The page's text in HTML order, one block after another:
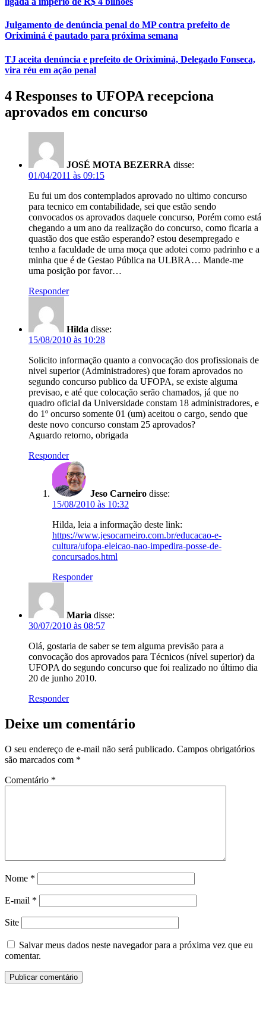
Julgamento de denúncia penal do MP contra prefeito de
Oriximiná é pautado para próxima semana
TJ aceita denúncia e prefeito de Oriximiná, Delegado Fonseca,
vira réu em ação penal
4 Responses to UFOPA recepciona
aprovados em concurso
JOSÉ MOTA BEZERRA disse:
01/04/2011 às 09:15
Eu fui um dos contemplados aprovado no ultimo concurso
para tecnico em contabilidade, sei que estão sendo
convocados os aprovados daquele concurso, Porém como está
chegando a um ano da realização do concurso, como ficaria a
quastão dos que estão esperando? estou desempregado e
tenho a faculdade de uma moça que adotei como padrinho e a
minha que é de Gestao Pública na ULBRA… Mande-me
uma posição por favor…
Responder
Hilda disse:
15/08/2010 às 10:28
Solicito informação quanto a convocação dos profissionais de
nivel superior (Administradores) que foram aprovados no
segundo concurso publico da UFOPA, se existe alguma
previsao, e até que colocação serão chamados, já que no
quadro oficial da Universidade constam 18 administradores, e
do 1º oncurso somente 01 (um) aceitou o cargo, sendo que
deste novo concurso constam 25 aprovados?
Aguardo retorno, obrigada
Responder
Jeso Carneiro disse:
15/08/2010 às 10:32
Hilda, leia a informação deste link:
https://www.jesocarneiro.com.br/educacao-e-
cultura/ufopa-eleicao-nao-impedira-posse-de-
concursados.html
Responder
Maria disse:
30/07/2010 às 08:57
Olá, gostaria de saber se tem alguma previsão para a
convocação dos aprovados para Técnicos (nível superior) da
UFOPA do segundo concurso que foi realizado no último dia
20 de junho 2010.
Responder
Deixe um comentário
O seu endereço de e-mail não será publicado. Campos obrigatórios
são marcados com *
Comentário *
Nome *
E-mail *
Site
Salvar meus dados neste navegador para a próxima vez que eu
comentar.